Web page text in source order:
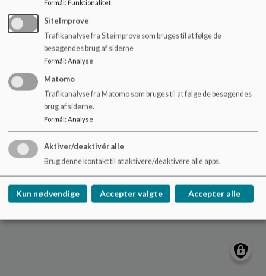
Nydamskolen
Skolevej 21, V. Sottrup
nydamskolen@sonderborg.dk
88724391
/tilgaengelighedserklaering
Sitemap
Cookie politik
Formål: Funktionalitet
SiteImprove
Trafikanalyse fra Siteimprove som bruges til at følge de
besøgendes brug af siderne
Formål: Analyse
Matomo
Trafikanalyse fra Matomo som bruges til at følge de besøgendes
brug af siderne.
Formål: Analyse
Aktiver/deaktivér alle
Brug denne kontakt til at aktivere/deaktivere alle apps.
Kun nødvendige Accepter valgte Accepter alle